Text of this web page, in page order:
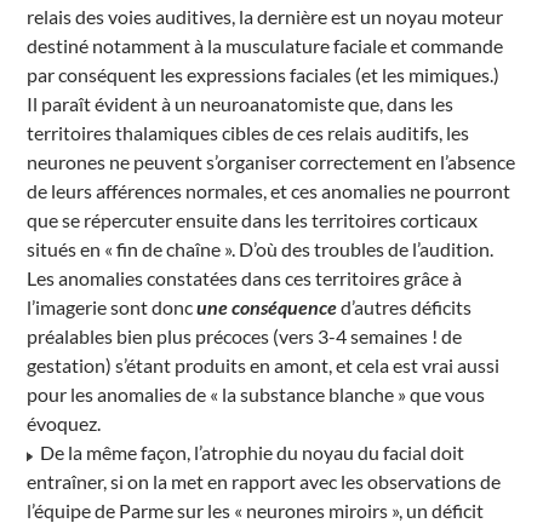
relais des voies auditives, la dernière est un noyau moteur
destiné notamment à la musculature faciale et commande
par conséquent les expressions faciales (et les mimiques.)
Il paraît évident à un neuroanatomiste que, dans les
territoires thalamiques cibles de ces relais auditifs, les
neurones ne peuvent s’organiser correctement en l’absence
de leurs afférences normales, et ces anomalies ne pourront
que se répercuter ensuite dans les territoires corticaux
situés en « fin de chaîne ». D’où des troubles de l’audition.
Les anomalies constatées dans ces territoires grâce à
l’imagerie sont doncune conséquenced’autres déficits
préalables bien plus précoces (vers 3-4 semaines ! de
gestation) s’étant produits en amont, et cela est vrai aussi
pour les anomalies de « la substance blanche » que vous
évoquez.
De la même façon, l’atrophie du noyau du facial doit
entraîner, si on la met en rapport avec les observations de
l’équipe de Parme sur les « neurones miroirs », un déficit